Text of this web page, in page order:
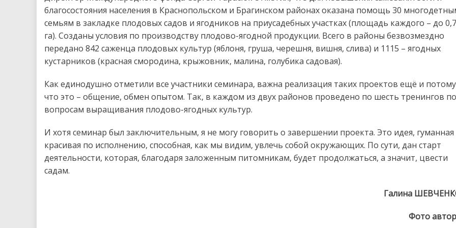
благосостояния населения в Краснопольском и Брагинском районах оказана помощь 30
семьям в закладке плодовых садов и ягодников на приусадебных участках (площадь каждого – до
га). Созданы условия по производству плодово-ягодной продукции. Всего в районы безвозмездно
передано 842 саженца плодовых культур (яблоня, груша, черешня, вишня, слива) и 1115 – ягодных
кустарников (красная смородина, крыжовник, малина, голубика садовая).
Как единодушно отметили все участники семинара, важна реализация таких проектов ещё и
что это – общение, обмен опытом. Так, в каждом из двух районов проведено по шесть тренингов по
вопросам выращивания плодово-ягодных культур.
И хотя семинар был заключительным, я не могу говорить о завершении проекта. Это идея, гуманная
красивая по исполнению, способная, как мы видим, увлечь собой окружающих. По сути, дан старт
деятельности, которая, благодаря заложенным питомникам, будет продолжаться, а значит, цвести
садам.
Галина
Фото